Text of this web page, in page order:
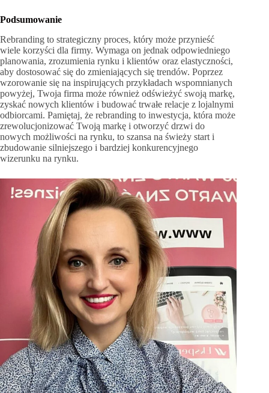
Podsumowanie
Rebranding to strategiczny proces, który może przynieść
wiele korzyści dla firmy. Wymaga on jednak odpowiedniego
planowania, zrozumienia rynku i klientów oraz elastyczności,
aby dostosować się do zmieniających się trendów. Poprzez
wzorowanie się na inspirujących przykładach wspomnianych
powyżej, Twoja firma może również odświeżyć swoją markę,
zyskać nowych klientów i budować trwałe relacje z lojalnymi
odbiorcami. Pamiętaj, że rebranding to inwestycja, która może
zrewolucjonizować Twoją markę i otworzyć drzwi do
nowych możliwości na rynku, to szansa na świeży start i
zbudowanie silniejszego i bardziej konkurencyjnego
wizerunku na rynku.